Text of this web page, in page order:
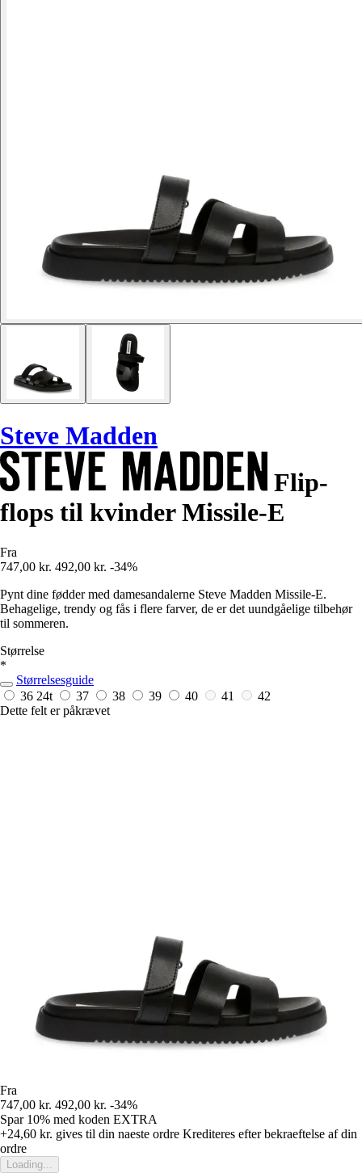
Steve Madden
Flip-
flops til kvinder Missile-E
Fra
747,00 kr. 492,00 kr. -34%
Pynt dine fødder med damesandalerne Steve Madden Missile-E.
Behagelige, trendy og fås i flere farver, de er det uundgåelige tilbehør
til sommeren.
Størrelse
*
Størrelsesguide
36 24t 37 38 39 40 41
42
Dette felt er påkrævet
Fra
747,00 kr. 492,00 kr. -34%
Spar 10% med koden EXTRA
+24,60 kr. gives til din naeste ordre Krediteres efter bekraeftelse af din
ordre
Loading...